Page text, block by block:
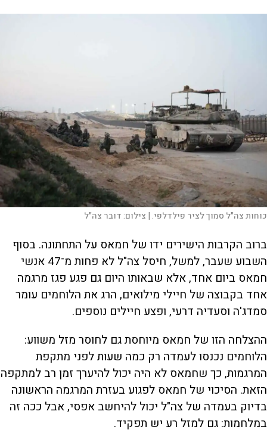
כוחות צה"ל סמוך לציר פילדלפי. | צילום:דובר צה"ל
ברוב הקרבות הישירים ידו של חמאס על התחתונה. בסוף
השבוע שעבר, למשל, חיסל צה"ל לא פחות מ־47 אנשי
חמאס ביום אחד, אלא שבאותו היום גם פגע פגז מרגמה
אחד בקבוצה של חיילי מילואים, הרג את הלוחמים עומר
סמדג'ה וסעדיה דרעי, ופצע חיילים נוספים.
ההצלחה הזו של חמאס מיוחסת גם לחוסר מזל משווע:
הלוחמים נכנסו לעמדה רק כמה שעות לפני מתקפת
המרגמות, כך שחמאס לא היה יכול להיערך זמן רב למתקפה
הזאת. הסיכוי של חמאס לפגוע בעזרת המרגמה הראשונה
בדיוק בעמדה של צה"ל יכול להיחשב אפסי, אבל ככה זה
במלחמות: גם למזל רע יש תפקיד.